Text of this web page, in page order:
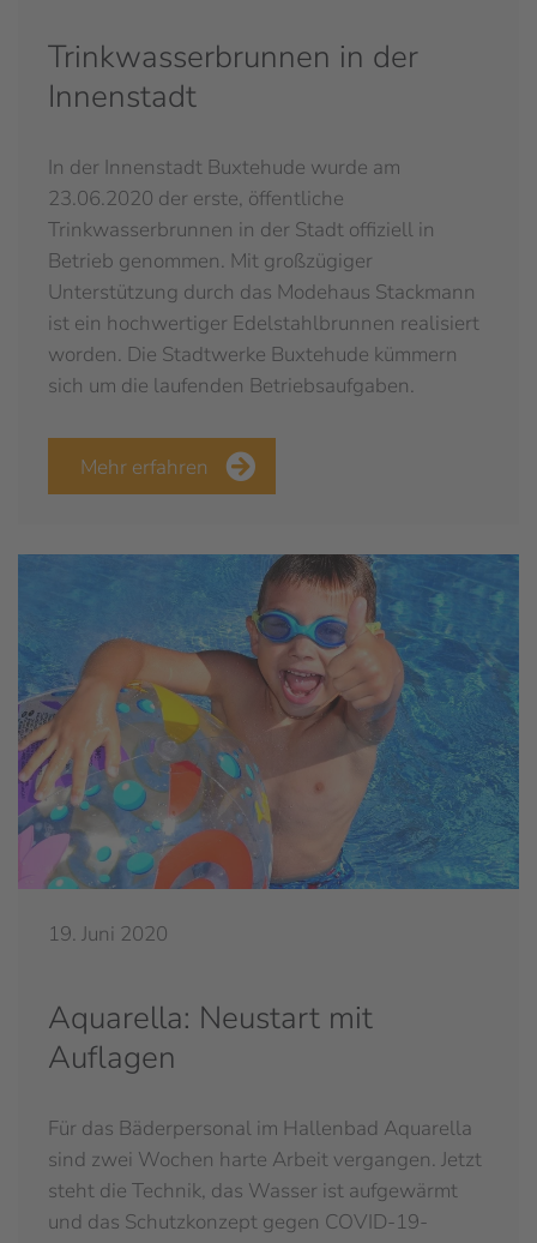
Trinkwasserbrunnen in der
Innenstadt
In der Innenstadt Buxtehude wurde am
23.06.2020 der erste, öffentliche
Trinkwasserbrunnen in der Stadt offiziell in
Betrieb genommen. Mit großzügiger
Unterstützung durch das Modehaus Stackmann
ist ein hochwertiger Edelstahlbrunnen realisiert
worden. Die Stadtwerke Buxtehude kümmern
sich um die laufenden Betriebsaufgaben.
Mehr erfahren
19. Juni 2020
Aquarella: Neustart mit
Auflagen
Für das Bäderpersonal im Hallenbad Aquarella
sind zwei Wochen harte Arbeit vergangen. Jetzt
steht die Technik, das Wasser ist aufgewärmt
und das Schutzkonzept gegen COVID-19-